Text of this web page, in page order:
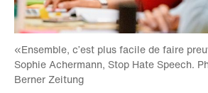
«Ensemble, c’est plus facile de faire
Sophie Achermann, Stop Hate Speech.
Berner Zeitung